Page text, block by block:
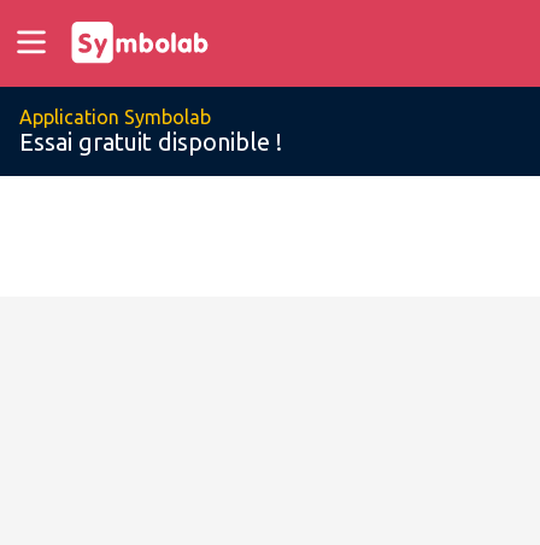
Application Symbolab
Essai gratuit disponible !